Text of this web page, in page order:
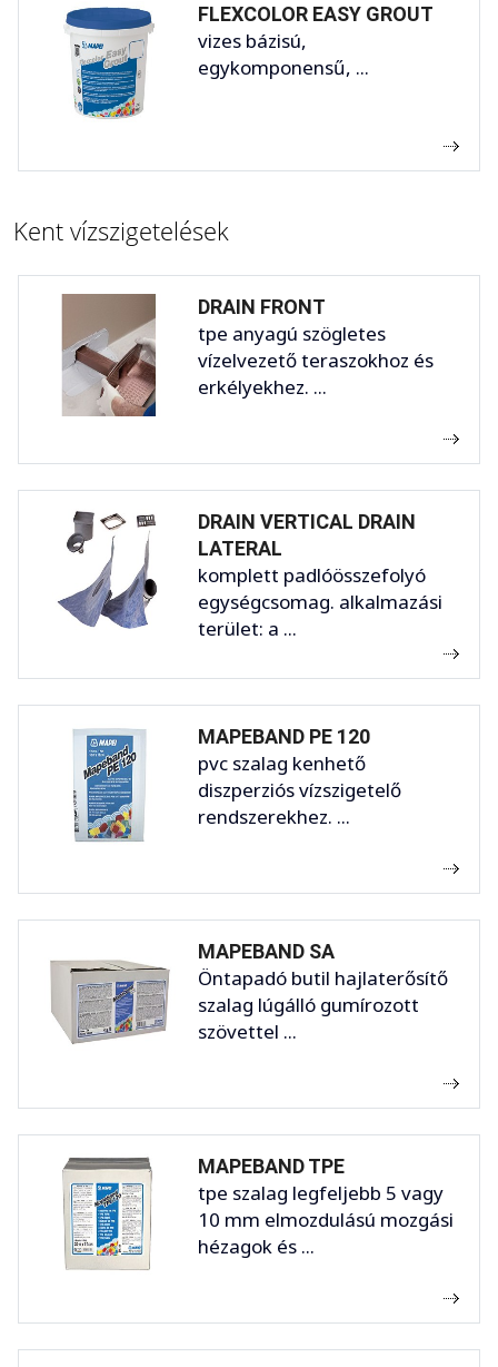
FLEXCOLOR EASY GROUT
vizes bázisú,
egykomponensű, ...
Kent vízszigetelések
DRAIN FRONT
tpe anyagú szögletes
vízelvezető teraszokhoz és
erkélyekhez. ...
DRAIN VERTICAL DRAIN
LATERAL
komplett padlóösszefolyó
egységcsomag. alkalmazási
terület: a ...
MAPEBAND PE 120
pvc szalag kenhető
diszperziós vízszigetelő
rendszerekhez. ...
MAPEBAND SA
Öntapadó butil hajlaterősítő
szalag lúgálló gumírozott
szövettel ...
MAPEBAND TPE
tpe szalag legfeljebb 5 vagy
10 mm elmozdulású mozgási
hézagok és ...